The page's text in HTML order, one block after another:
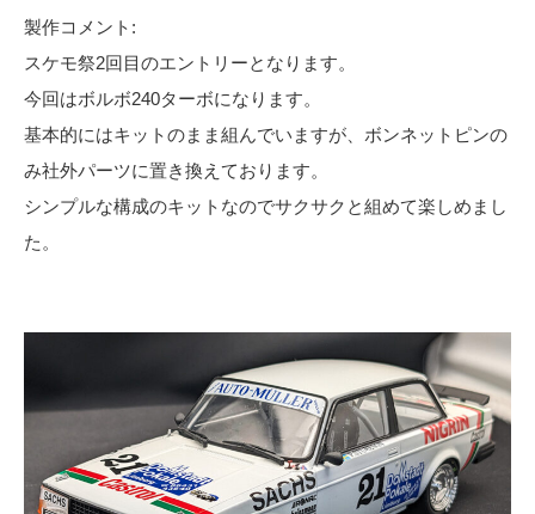
製作コメント:
スケモ祭2回目のエントリーとなります。
今回はボルボ240ターボになります。
基本的にはキットのまま組んでいますが、ボンネットピンの
み社外パーツに置き換えております。
シンプルな構成のキットなのでサクサクと組めて楽しめまし
た。